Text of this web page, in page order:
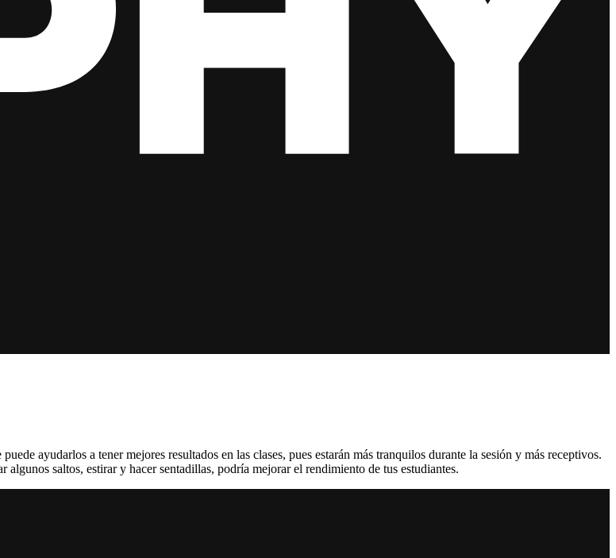
ayudarlos a tener mejores resultados en las clases, pues estarán más tranquilos durante la sesión y más receptivos.
saltos, estirar y hacer sentadillas, podría mejorar el rendimiento de tus estudiantes.